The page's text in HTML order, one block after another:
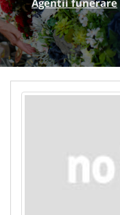
Agentii funerare